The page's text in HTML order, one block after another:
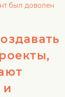
был доволен
и